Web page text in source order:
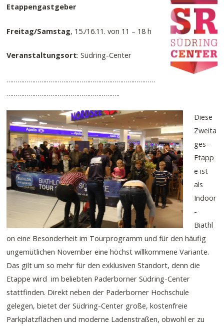
Etappengastgeber
Freitag/Samstag, 15./16.11. von 11 – 18 h
Veranstaltungsort: Südring-Center
………………………………………………………………………
……………………………………………………..
Diese
Zweita
ges-
Etapp
e ist
als
Indoor
-
Biathl
on eine Besonderheit im Tourprogramm und für den häufig
ungemütlichen November eine höchst willkommene Variante.
Das gilt um so mehr für den exklusiven Standort, denn die
Etappe wird im beliebten Paderborner Südring-Center
stattfinden. Direkt neben der Paderborner Hochschule
gelegen, bietet der Südring-Center große, kostenfreie
Parkplatzflächen und moderne Ladenstraßen, obwohl er zu